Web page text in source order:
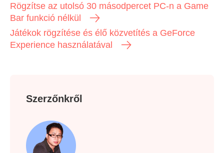
Rögzítse az utolsó 30 másodpercet PC-n a Game
Bar funkció nélkül
Játékok rögzítése és élő közvetítés a GeForce
Experience használatával
Szerzőnkről